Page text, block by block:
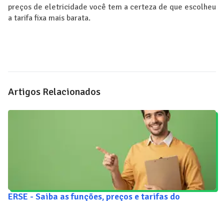
preços de eletricidade você tem a certeza de que escolheu
a tarifa fixa mais barata.
Artigos Relacionados
ERSE - Saiba as funções, preços e tarifas do